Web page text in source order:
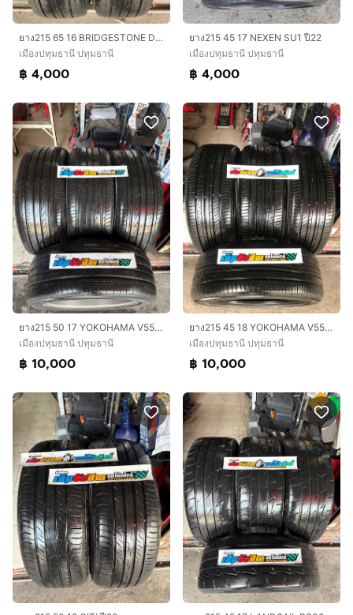
ยาง215 65 16 BRIDGESTONE DURAVIS R611 ปี24
เมืองปทุมธานี ปทุมธานี
฿ 4,000
ยาง215 45 17 NEXEN SU1 ปี22
เมืองปทุมธานี ปทุมธานี
฿ 4,000
ยาง215 50 17 YOKOHAMA V551 ปี24
เมืองปทุมธานี ปทุมธานี
฿ 10,000
ยาง215 45 18 YOKOHAMA V552 ปี22
เมืองปทุมธานี ปทุมธานี
฿ 10,000